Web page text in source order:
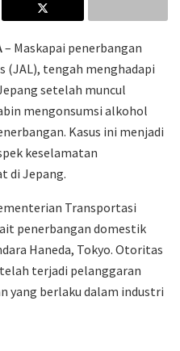
– Maskapai penerbangan
(JAL), tengah menghadapi
setelah muncul
mengonsumsi alkohol
Kasus ini menjadi
keselamatan
di Jepang.
Transportasi
penerbangan domestik
Haneda, Tokyo. Otoritas
terjadi pelanggaran
yang berlaku dalam industri